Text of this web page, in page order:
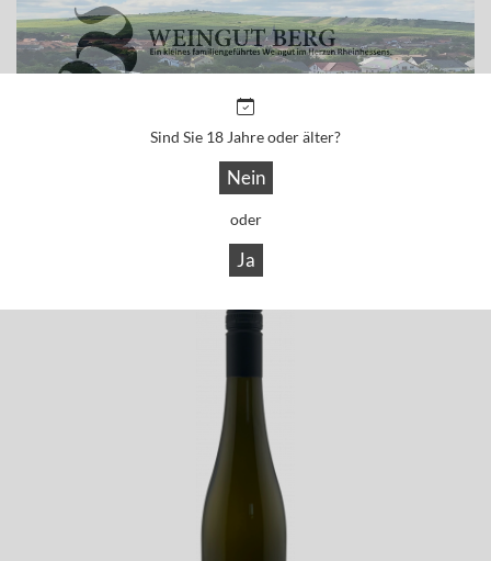
Sind Sie 18 Jahre oder älter?
Nein
oder
Ja